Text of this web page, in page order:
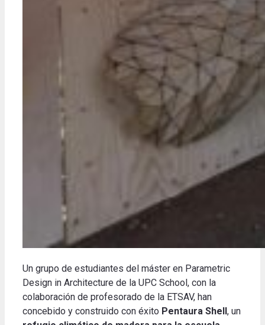
Un grupo de estudiantes del máster en Parametric
Design in Architecture de la UPC School, con la
colaboración de profesorado de la ETSAV, han
concebido y construido con éxito Pentaura Shell , un